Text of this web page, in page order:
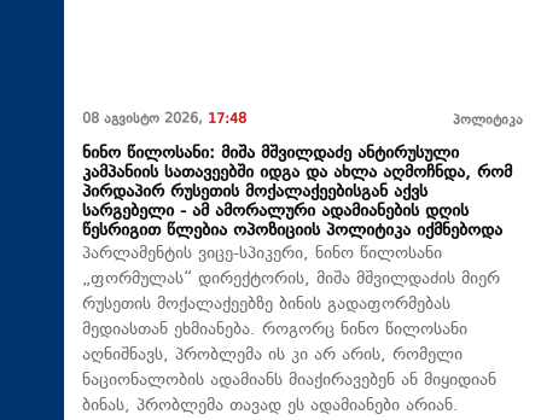
08 აგვისტო 2026, 17:48 პოლიტიკა
ნინო წილოსანი: მიშა მშვილდაძე ანტირუსული
კამპანიის სათავეებში იდგა და ახლა აღმოჩნდა, რომ
პირდაპირ რუსეთის მოქალაქეებისგან აქვს
სარგებელი - ამ ამორალური ადამიანების დღის
წესრიგით წლებია ოპოზიციის პოლიტიკა იქმნებოდა
პარლამენტის ვიცე-სპიკერი, ნინო წილოსანი
„ფორმულას“ დირექტორის, მიშა მშვილდაძის მიერ
რუსეთის მოქალაქეებზე ბინის გადაფორმებას
მედიასთან ეხმიანება. როგორც ნინო წილოსანი
აღნიშნავს, პრობლემა ის კი არ არის, რომელი
ნაციონალობის ადამიანს მიაქირავებენ ან მიყიდიან
ბინას, პრობლემა თავად ეს ადამიანები არიან.